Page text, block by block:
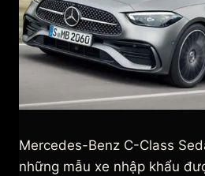
Mercedes-Benz C-Class
những mẫu xe nhập khẩu